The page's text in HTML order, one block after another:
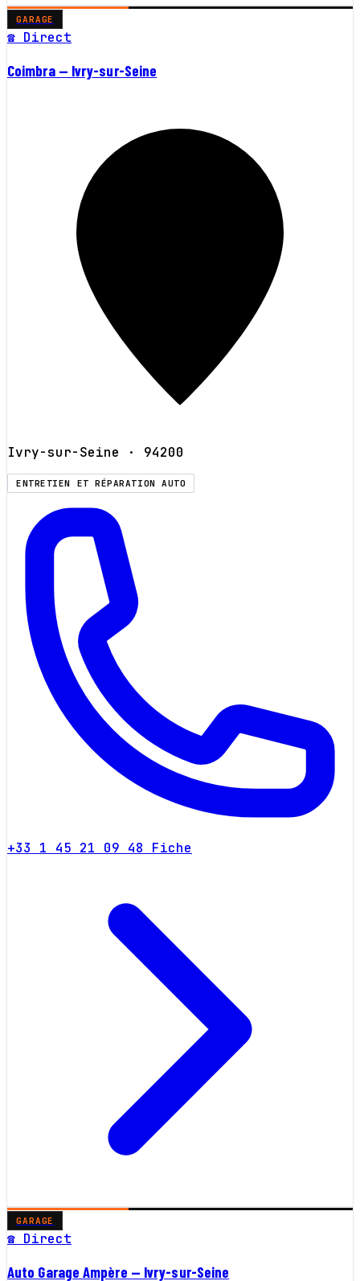
GARAGE
☎ Direct
Coimbra — Ivry-sur-Seine
Ivry-sur-Seine · 94200
ENTRETIEN ET RÉPARATION AUTO
+33 1 45 21 09 48 Fiche
GARAGE
☎ Direct
Auto Garage Ampère — Ivry-sur-Seine